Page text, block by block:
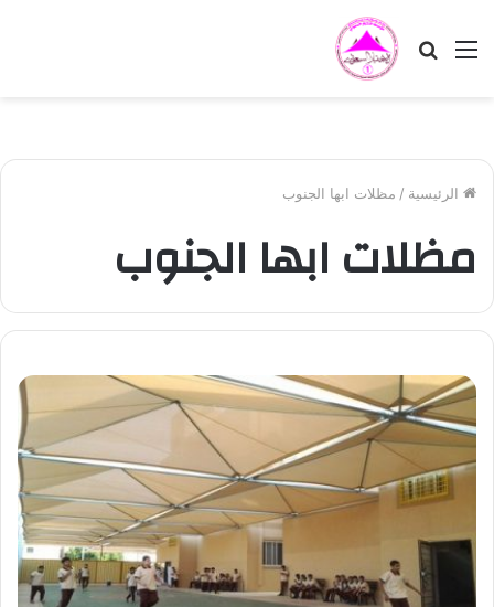
القائمة بحث
الرئيسية / مظلات ابها الجنوب
مظلات ابها الجنوب